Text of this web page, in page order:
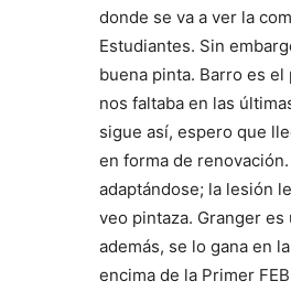
donde se va a ver la
Estudiantes. Sin
buena pinta. Barro es
nos faltaba en las
sigue así, espero que
en forma de
adaptándose; la lesión
veo pintaza. Granger
además, se lo gana en
encima de la Primer